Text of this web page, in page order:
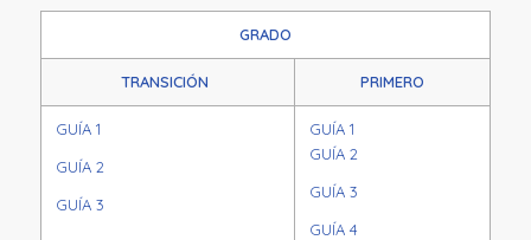
GRADO
TRANSICIÓN PRIMERO
GUÍA 1
GUÍA 2
GUÍA 3
GUÍA 1
GUÍA 2
GUÍA 3
GUÍA 4